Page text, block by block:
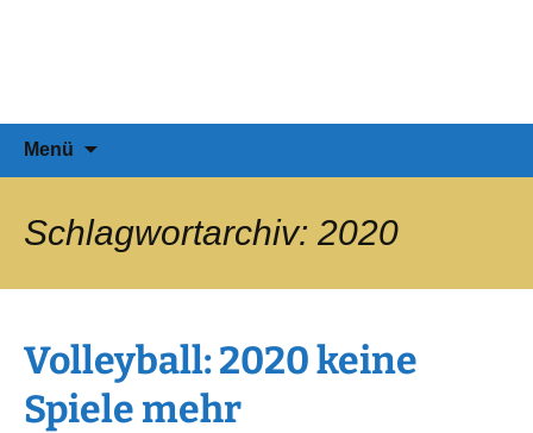
Menü
Schlagwortarchiv: 2020
Volleyball: 2020 keine
Spiele mehr